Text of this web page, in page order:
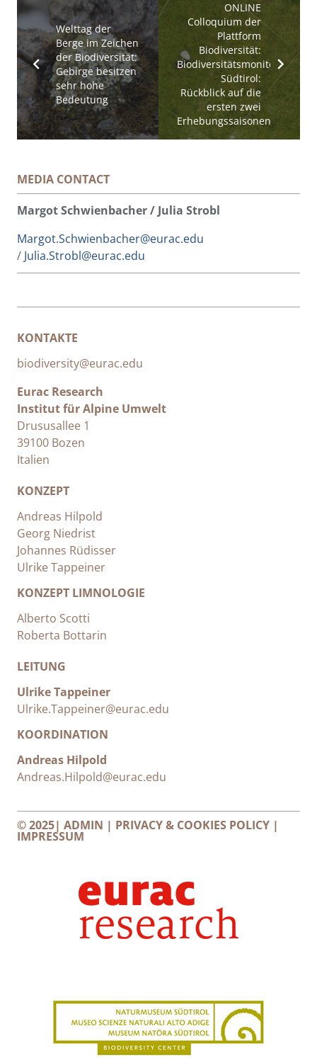
Welttag der
Berge im Zeichen
der Biodiversität:
Gebirge besitzen
sehr hohe
Bedeutung
ONLINE
Colloquium der
Plattform
Biodiversität:
Biodiversitätsmonitoring
Südtirol:
Rückblick auf die
ersten zwei
Erhebungssaisonen
MEDIA CONTACT
Margot Schwienbacher / Julia Strobl
Margot.Schwienbacher@eurac.edu
/ Julia.Strobl@eurac.edu
KONTAKTE
biodiversity@eurac.edu
Eurac Research
Institut für Alpine Umwelt
Drususallee 1
39100 Bozen
Italien
KONZEPT
Andreas Hilpold
Georg Niedrist
Johannes Rüdisser
Ulrike Tappeiner
KONZEPT LIMNOLOGIE
Alberto Scotti
Roberta Bottarin
LEITUNG
Ulrike Tappeiner
Ulrike.Tappeiner@eurac.edu
KOORDINATION
Andreas Hilpold
Andreas.Hilpold@eurac.edu
© 2025| ADMIN | PRIVACY & COOKIES POLICY |
IMPRESSUM